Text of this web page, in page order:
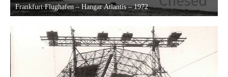
Frankfurt Flughafen – Hangar Atlantis – 1972
22. Oktober 2013 um 23:25